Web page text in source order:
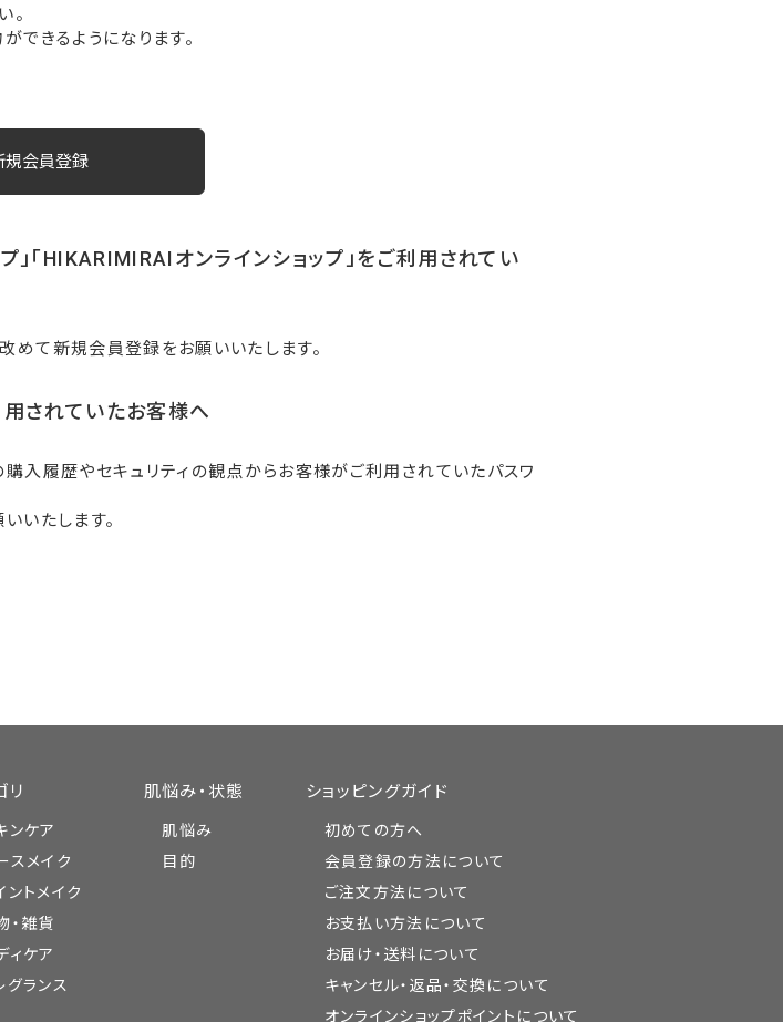
。
できるようになります。
」「HIKARIMIRAIオンラインショップ」をご利用されてい
めて新規会員登録をお願いいたします。
用されていたお客様へ
入履歴やセキュリティの観点からお客様がご利用されていたパスワ
いたします。
リ
ンケア
スメイク
ントメイク
・雑貨
ィケア
グランス
肌悩み・状態
肌悩み
目的
ショッピングガイド
初めての方へ
会員登録の方法について
ご注文方法について
お支払い方法について
お届け・送料について
キャンセル・返品・交換について
オンラインショップポイントについて